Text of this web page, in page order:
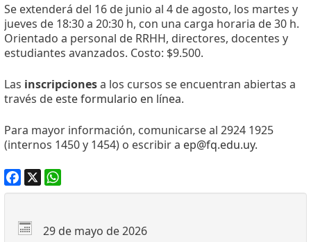
Se extenderá del 16 de junio al 4 de agosto, los martes y
jueves de 18:30 a 20:30 h, con una carga horaria de 30 h.
Orientado a personal de RRHH, directores, docentes y
estudiantes avanzados. Costo: $9.500.
Las inscripcionesa los cursos se encuentran abiertas a
través de este formulario en línea.
Para mayor información, comunicarse al 2924 1925
(internos 1450 y 1454) o escribir a ep@fq.edu.uy.
Facebook
X WhatsApp
29 de mayo de 2026